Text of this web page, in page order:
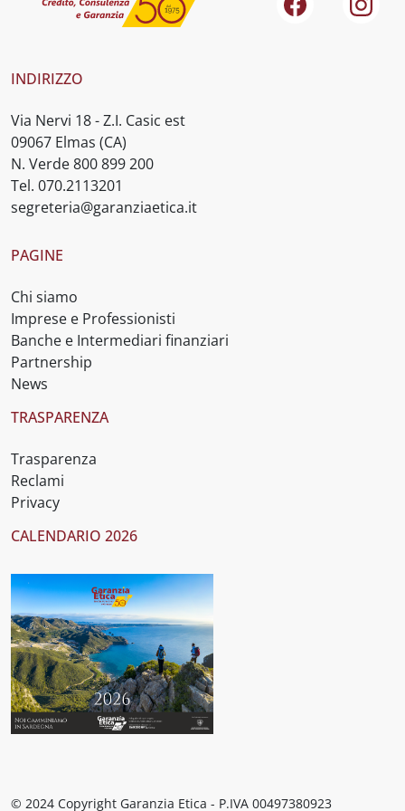
INDIRIZZO
Via Nervi 18 - Z.I. Casic est
09067 Elmas (CA)
N. Verde 800 899 200
Tel. 070.2113201
segreteria@garanziaetica.it
PAGINE
Chi siamo
Imprese e Professionisti
Banche e Intermediari finanziari
Partnership
News
TRASPARENZA
Trasparenza
Reclami
Privacy
CALENDARIO 2026
© 2024 Copyright Garanzia Etica - P.IVA 00497380923